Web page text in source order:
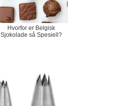
Hvorfor er Belgisk
Sjokolade så Spesiell?